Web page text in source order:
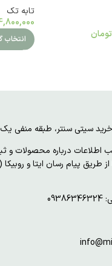
تومان
تابه تک
انتخاب
طبقه منفی یک، واحد 92، ویترین و درب
درباره محصولات و
از طریق پیام رسان ایتا و